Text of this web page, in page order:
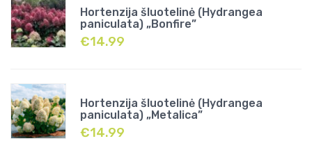
Hortenzija šluotelinė (Hydrangea
paniculata) „Bonfire”
€14.99
Hortenzija šluotelinė (Hydrangea
paniculata) „Metalica”
€14.99